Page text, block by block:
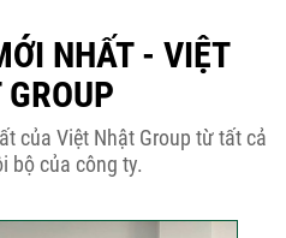
NHẤT - VIỆT
của Việt Nhật Group từ tất cả
bộ của công ty.